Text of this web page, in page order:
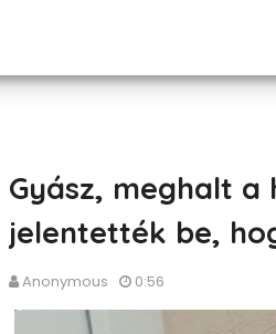
Gyász, meghalt a
jelentették be,
Anonymous 0:56